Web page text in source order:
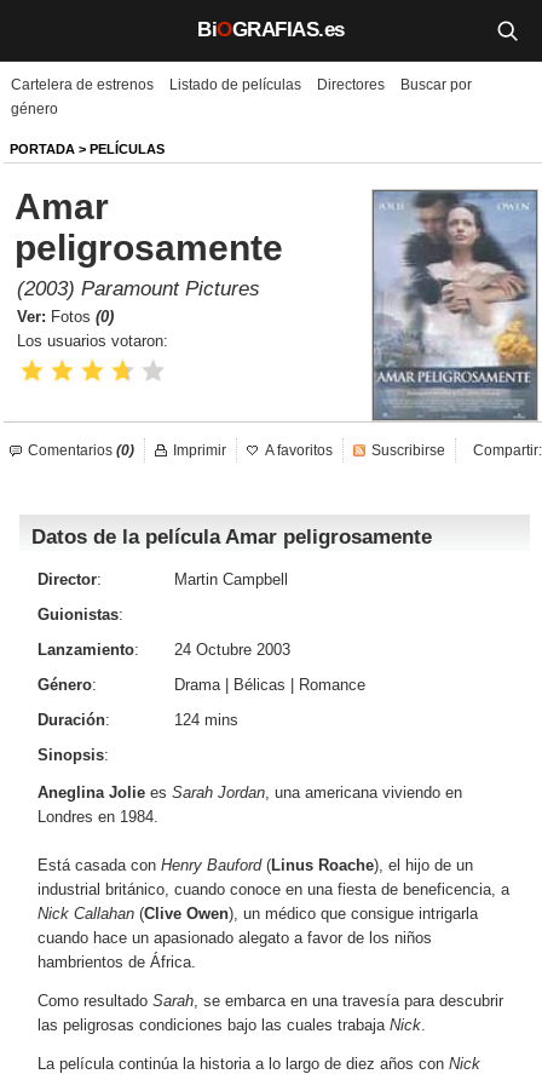
BiOGRAFIAS.es
Biografías
Películas
TV
Música
Un día como hoy
Videos
Iniciar sesión Crear cuenta
Cartelera de estrenos Listado de películas Directores
Buscar por
género
PORTADA > PELÍCULAS
Amar
peligrosamente
(2003) Paramount Pictures
Ver: Fotos (0)
Los usuarios votaron:
Comentarios (0) Compartir:
Imprimir A favoritos Suscribirse
Datos de la película Amar peligrosamente
Director:
Martin Campbell
Guionistas:
Lanzamiento:
24 Octubre 2003
Género: Drama| Bélicas
Romance
Duración:
124 mins
Sinopsis:
Aneglina Jolie es Sarah Jordan, una americana viviendo en
Londres en 1984.
Está casada con Henry Bauford(Linus Roache), el hijo de un
industrial británico, cuando conoce en una fiesta de beneficencia, a
Nick Callahan (Clive Owen), un médico que consigue intrigarla
cuando hace un apasionado alegato a favor de los niños
hambrientos de África.
Como resultado Sarah, se embarca en una travesía para descubrir
las peligrosas condiciones bajo las cuales trabaja Nick.
La película continúa la historia a lo largo de diez años con Nick